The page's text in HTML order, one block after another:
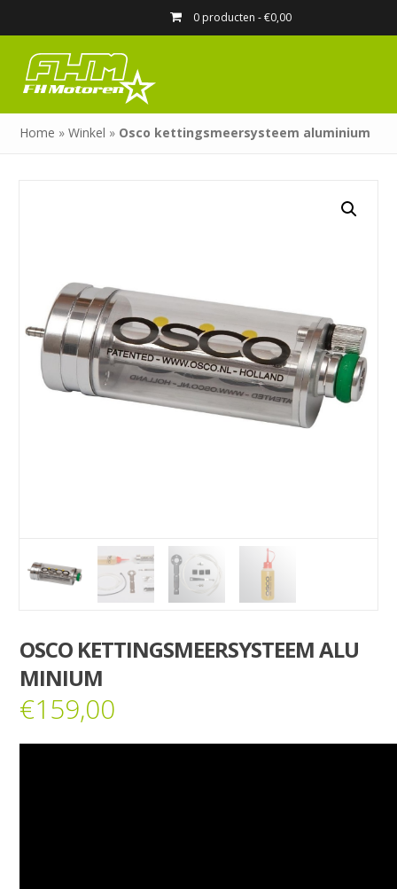
0 producten -€0,00
Home »Winkel » Osco kettingsmeersysteem aluminium
OSCO KETTINGSMEERSYSTEEM ALU
MINIUM
€159,00